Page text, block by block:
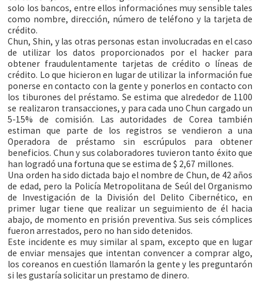
solo los bancos, entre ellos informaciónes muy sensible tales
como nombre, dirección, número de teléfono y la tarjeta de
crédito.
Chun, Shin, y las otras personas estan involucradas en el caso
de utilizar los datos proporcionados por el hacker para
obtener fraudulentamente tarjetas de crédito o líneas de
crédito. Lo que hicieron en lugar de utilizar la información fue
ponerse en contacto con la gente y ponerlos en contacto con
los tiburones del préstamo. Se estima que alrededor de 1100
se realizaron transacciones, y para cada uno Chun cargado un
5-15% de comisión. Las autoridades de Corea también
estiman que parte de los registros se vendieron a una
Operadora de préstamo sin escrúpulos para obtener
beneficios. Chun y sus colaboradores tuvieron tanto éxito que
han logradó una fortuna que se estima de $ 2,67 millones.
Una orden ha sido dictada bajo el nombre de Chun, de 42 años
de edad, pero la Policía Metropolitana de Seúl del Organismo
de Investigación de la División del Delito Cibernético, en
primer lugar tiene que realizar un seguimiento de él hacia
abajo, de momento en prisión preventiva. Sus seis cómplices
fueron arrestados, pero no han sido detenidos.
Este incidente es muy similar al spam, excepto que en lugar
de enviar mensajes que intentan convencer a comprar algo,
los coreanos en cuestión llamarón la gente y les preguntarón
si les gustaría solicitar un prestamode dinero.